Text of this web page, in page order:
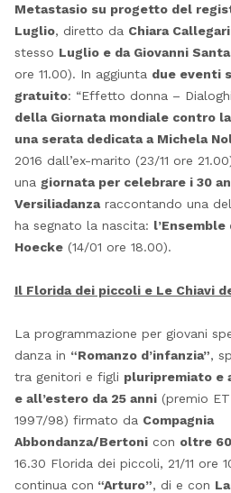
Metastasio su progetto del
Luglio, diretto da Chiara Callegari
stesso Luglio e da Giovanni
ore 11.00). In aggiunta due eventi
gratuito: “Effetto donna –
della Giornata mondiale contro
una serata dedicata a Michela
2016 dall’ex-marito (23/11 ore
una giornata per celebrare i 30
Versiliadanzaraccontando una
ha segnato la nascita: l’Ensemble
Hoecke(14/01 ore 18.00).
Il Florida dei piccoli e Le Chiavi
La programmazione per giovani
danza in “Romanzo d’infanzia”,
tra genitori e figli pluripremiato e
e all’estero da 25 anni(premio
1997/98) firmato da Compagnia
Abbondanza/Bertonicon oltre
16.30 Florida dei piccoli, 21/11 ore
continua con “Arturo”, di e con